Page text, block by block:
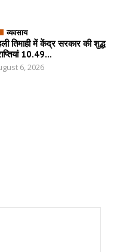
व्यवसाय
तिमाही में केंद्र सरकार की शुद्ध
10.49...
6, 2026